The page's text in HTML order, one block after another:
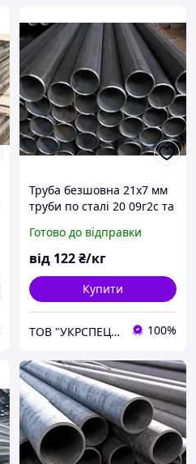
Труба безшовна 21х7 мм
труби по сталі 20 09г2с та
Готово до відправки
від 122₴/кг
Купити
ТОВ "УКРСПЕЦПРОКАТ" 100%